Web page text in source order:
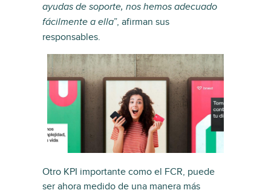
ayudas de soporte, nos hemos adecuado
fácilmente a ella”, afirman sus
responsables.
Otro KPI importante como el FCR, puede
ser ahora medido de una manera más